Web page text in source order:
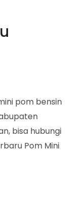
pom bensin
bisa hubungi
Pom Mini